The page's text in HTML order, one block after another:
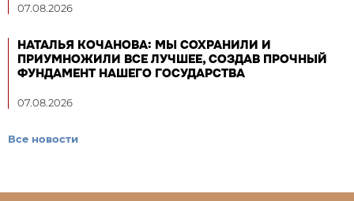
07.08.2026
НАТАЛЬЯ КОЧАНОВА: МЫ СОХРАНИЛИ И
ПРИУМНОЖИЛИ ВСЕ ЛУЧШЕЕ, СОЗДАВ ПРОЧНЫЙ
ФУНДАМЕНТ НАШЕГО ГОСУДАРСТВА
07.08.2026
Все новости